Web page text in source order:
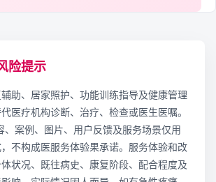
险提示
助、居家照护、功能训练指导及健康管理
医疗机构诊断、治疗、检查或医生医嘱。
、案例、图片、用户反馈及服务场景仅用
不构成医服务体验果承诺。服务体验和改
状况、既往病史、康复阶段、配合程度及